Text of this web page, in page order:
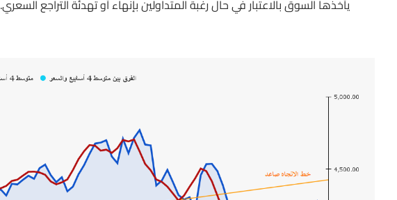
يأخذها السوق بالاعتبار في حال رغبة المتداولين بإنهاء أو تهدئة التراجع السعري.